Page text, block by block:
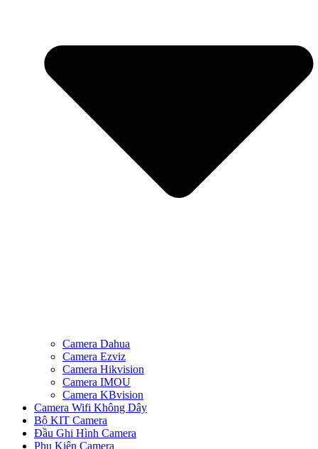
Camera Dahua
Camera Ezviz
Camera Hikvision
Camera IMOU
Camera KBvision
Camera Wifi Không Dây
Bộ KIT Camera
Đầu Ghi Hình Camera
Phụ Kiện Camera